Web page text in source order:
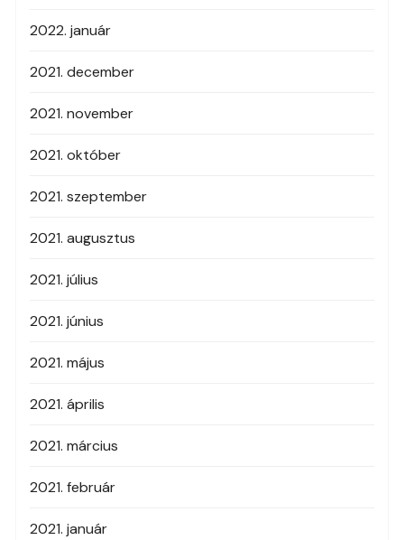
2022. január
2021. december
2021. november
2021. október
2021. szeptember
2021. augusztus
2021. július
2021. június
2021. május
2021. április
2021. március
2021. február
2021. január